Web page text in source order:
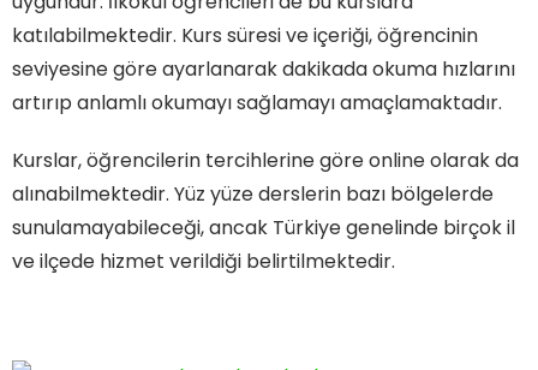
katılabilmektedir. Kurs süresi ve içeriği, öğrencinin
seviyesine göre ayarlanarak dakikada okuma hızlarını
artırıp anlamlı okumayı sağlamayı amaçlamaktadır.
Kurslar, öğrencilerin tercihlerine göre online olarak da
alınabilmektedir. Yüz yüze derslerin bazı bölgelerde
sunulamayabileceği, ancak Türkiye genelinde birçok il
ve ilçede hizmet verildiği belirtilmektedir.